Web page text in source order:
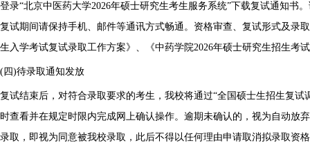
登录“北京中医药大学2026年硕士研究生考生服务系统”下载复试通知书
复试期间请保持手机、邮件等通讯方式畅通。资格审查、复试形式及录
生入学考试复试录取工作方案》、《中药学院2026年硕士研究生招生考
(四)待录取通知发放
复试结束后，对符合录取要求的考生，我校将通过“全国硕士生招生复试
时查看并在规定时限内完成网上确认操作。逾期未确认的，视为自动放
录取，即视为同意被我校录取，此后不得以任何理由申请取消拟录取资